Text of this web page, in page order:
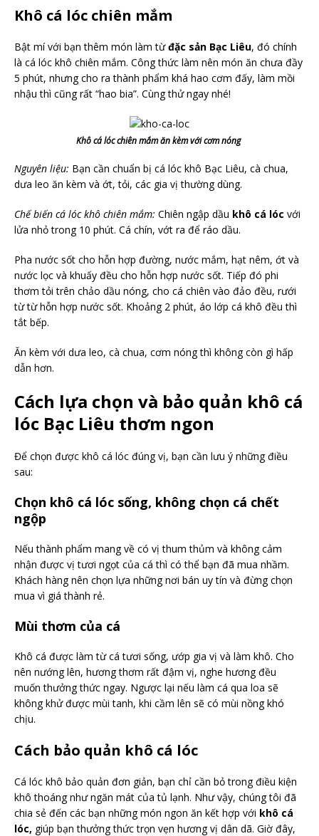
Khô cá lóc chiên mắm
Bật mí với bạn thêm món làm từđặc sản Bạc Liêu, đó chính
là cá lóc khô chiên mắm. Công thức làm nên món ăn chưa đầy
5 phút, nhưng cho ra thành phẩm khá hao cơm đấy, làm mồi
nhậu thì cũng rất “hao bia”. Cùng thử ngay nhé!
Khô cá lóc chiên mắm ăn kèm với cơm nóng
Nguyên liệu: Bạn cần chuẩn bị cá lóc khô Bạc Liêu, cà chua,
dưa leo ăn kèm và ớt, tỏi, các gia vị thường dùng.
Chế biến cá lóc khô chiên mắm: Chiên ngập dầu khô cá lóc với
lửa nhỏ trong 10 phút. Cá chín, vớt ra để ráo dầu.
Pha nước sốt cho hỗn hợp đường, nước mắm, hạt nêm, ớt và
nước lọc và khuấy đều cho hỗn hợp nước sốt. Tiếp đó phi
thơm tỏi trên chảo dầu nóng, cho cá chiên vào đảo đều, rưới
từ từ hỗn hợp nước sốt. Khoảng 2 phút, áo lớp cá khô đều thì
tắt bếp.
Ăn kèm với dưa leo, cà chua, cơm nóng thì không còn gì hấp
dẫn hơn.
Cách lựa chọn và bảo quản khô cá
lóc Bạc Liêu thơm ngon
Để chọn được khô cá lóc đúng vị, bạn cần lưu ý những điều
sau:
Chọn khô cá lóc sống, không chọn cá chết
ngộp
Nếu thành phẩm mang về có vị thum thủm và không cảm
nhận được vị tươi ngọt của cá thì có thể bạn đã mua nhầm.
Khách hàng nên chọn lựa những nơi bán uy tín và đừng chọn
mua vì giá thành rẻ.
Mùi thơm của cá
Khô cá được làm từ cá tươi sống, ướp gia vị và làm khô. Cho
nên nướng lên, hương thơm rất đậm vị, nghe hương đều
muốn thưởng thức ngay. Ngược lại nếu làm cá qua loa sẽ
không khử được mùi tanh, khi cầm lên sẽ có mùi nồng khó
chịu.
Cách bảo quản khô cá lóc
Cá lóc khô bảo quản đơn giản, bạn chỉ cần bỏ trong điều kiện
khô thoáng như ngăn mát của tủ lạnh. Như vậy, chúng tôi đã
chia sẻ đến các bạn những món ngon ăn kết hợp với khô cá
lóc, giúp bạn thưởng thức trọn vẹn hương vị dân dã. Giờ đây,